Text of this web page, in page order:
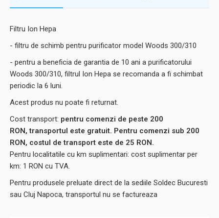
Filtru Ion Hepa
- filtru de schimb pentru purificator model Woods 300/310
- pentru a beneficia de garantia de 10 ani a purificatorului
Woods 300/310, filtrul Ion Hepa se recomanda a fi schimbat
periodic la 6 luni.
Acest produs nu poate fi returnat.
Cost transport: pentru comenzi de peste 200
RON, transportul este gratuit. Pentru comenzi sub 200
RON, costul de transport este de 25 RON.
Pentru localitatile cu km suplimentari: cost suplimentar per
km: 1 RON cu TVA.
Pentru produsele preluate direct de la sediile Soldec Bucuresti
sau Cluj Napoca, transportul nu se factureaza